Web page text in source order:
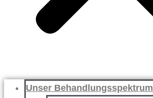
Unser Behandlungsspektrum